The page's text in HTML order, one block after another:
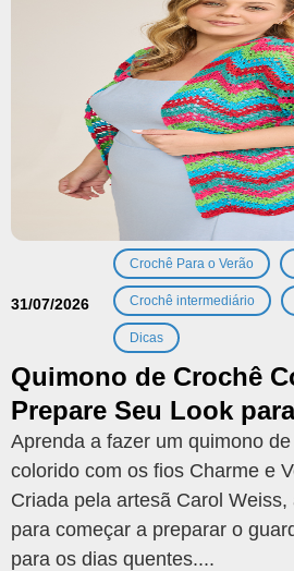
31/07/2026
Crochê Para o Verão
Crochê intermediário
Dicas
Quimono de Crochê
Prepare Seu Look
Aprenda a fazer um quimono
colorido com os fios Charme e
Criada pela artesã Carol
para começar a preparar o
para os dias quentes....